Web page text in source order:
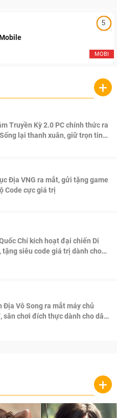
5
MOBI
+
Truyền Kỳ 2.0 PC chính thức ra
lại thanh xuân, giữ trọn tinh
Địa VNG ra mắt, gửi tặng game
Code cực giá trị
Chí kích hoạt đại chiến Di
tặng siêu code giá trị dành cho
Địa Vô Song ra mắt máy chủ
sân chơi đích thực dành cho dân
+